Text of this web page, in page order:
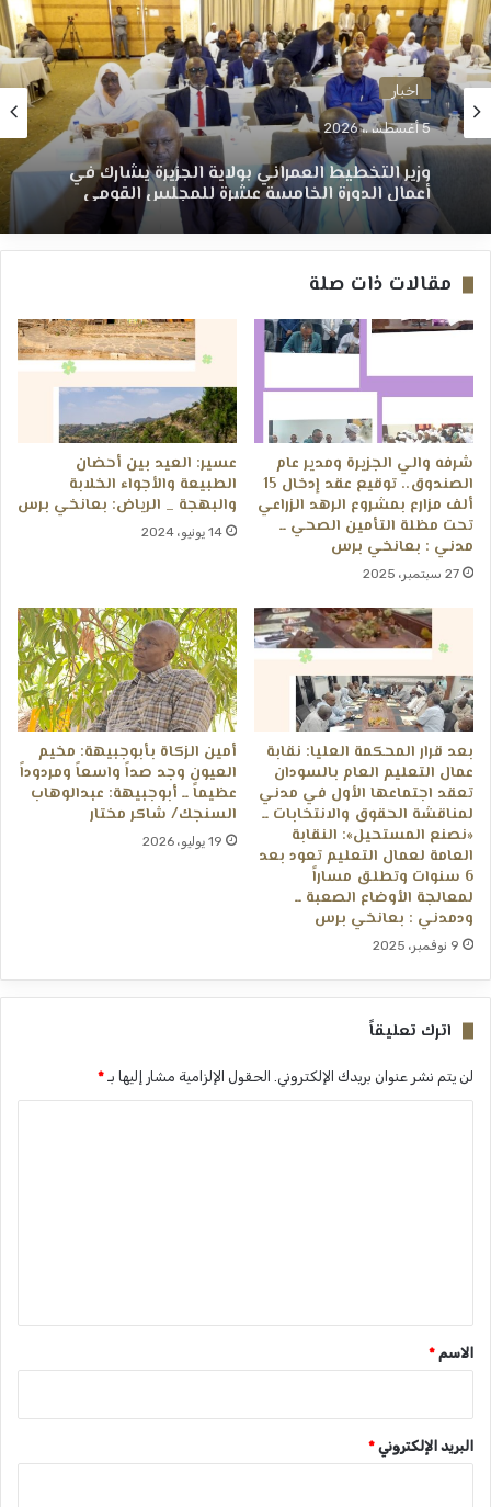
اخبار
5 أغسطس، 2026
وزير التخطيط العمراني بولاية الجزيرة يشارك في
أعمال الدورة الخامسة عشرة للمجلس القومي
للتنمية العمرانية ــ الخرطوم : ميادة إبراهيم
مقالات ذات صلة
شرفه والي الجزيرة ومدير عام
الصندوق.. توقيع عقد إدخال 15
ألف مزارع بمشروع الرهد الزراعي
تحت مظلة التأمين الصحي ــ
مدني : بعانخي برس
27 سبتمبر، 2025
عسير: العيد بين أحضان
الطبيعة والأجواء الخلابة
والبهجة _ الرياض: بعانخي برس
14 يونيو، 2024
​بعد قرار المحكمة العليا: نقابة
عمال التعليم العام بالسودان
تعقد اجتماعها الأول في مدني
لمناقشة الحقوق والانتخابات ــ ​
«نصنع المستحيل»: النقابة
العامة لعمال التعليم تعود بعد
6 سنوات وتطلق مساراً
لمعالجة الأوضاع الصعبة ــ
ودمدني : بعانخي برس
9 نوفمبر، 2025
أمين الزكاة بأبوجبيهة: مخيم
العيون وجد صداً واسعاً ومردوداً
عظيماً ــ أبوجبيهة: عبدالوهاب
السنجك/ شاكر مختار
19 يوليو، 2026
اترك تعليقاً
لن يتم نشر عنوان بريدك الإلكتروني. الحقول الإلزامية مشار إليها بـ *
*الاسم *
البريد الإلكتروني *